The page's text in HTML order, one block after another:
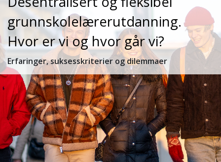
grunnskolelærerutdanning.
Hvor er vi og hvor går vi?
Erfaringer, suksesskriterier og dilemmaer